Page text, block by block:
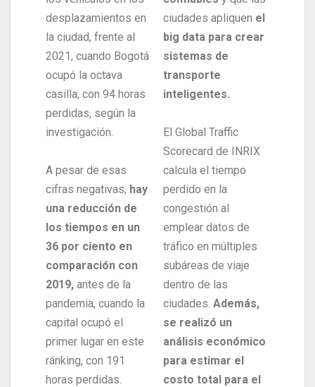
desplazamientos en
la ciudad, frente al
2021, cuando Bogotá
ocupó la octava
casilla, con 94 horas
perdidas, según la
investigación.
A pesar de esas
cifras negativas, hay
una reducción de
los tiempos en un
36 por ciento en
comparación con
2019, antes de la
pandemia, cuando la
capital ocupó el
primer lugar en este
ránking, con 191
horas perdidas.
ciudades apliquen el
big data para crear
sistemas de
transporte
inteligentes.
El Global Traffic
Scorecard de INRIX
calcula el tiempo
perdido en la
congestión al
emplear datos de
tráfico en múltiples
subáreas de viaje
dentro de las
ciudades. Además,
se realizó un
análisis económico
para estimar el
costo total para el